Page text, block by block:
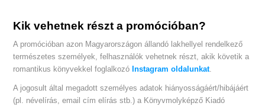
Kik vehetnek részt a promócióban?
A promócióban azon Magyarországon állandó lakhellyel rendelkező
természetes személyek, felhasználók vehetnek részt, akik követik a
romantikus könyvekkel foglalkozó Instagram oldalunkat.
A jogosult által megadott személyes adatok hiányosságáért/hibájáért
(pl. névelírás, email cím elírás stb.) a Könyvmolyképző Kiadó